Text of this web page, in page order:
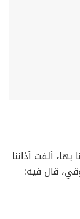
ألفت آذاننا
قال فيه: